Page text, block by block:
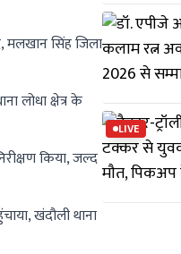
मलखान सिंह जिला
लोधा क्षेत्र के
किया, जल्द
खंदौली थाना
LIVE